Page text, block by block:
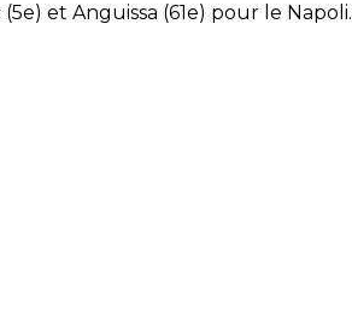
et Anguissa (61e) pour le Napoli.